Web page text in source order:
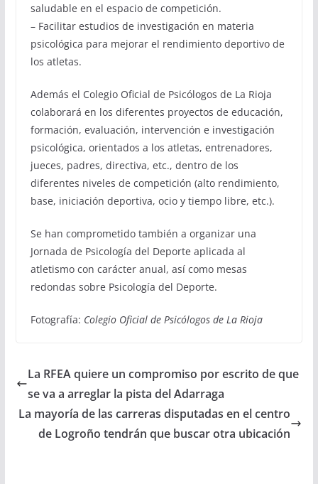
saludable en el espacio de competición.
– Facilitar estudios de investigación en materia
psicológica para mejorar el rendimiento deportivo de
los atletas.
Además el Colegio Oficial de Psicólogos de La Rioja
colaborará en los diferentes proyectos de educación,
formación, evaluación, intervención e investigación
psicológica, orientados a los atletas, entrenadores,
jueces, padres, directiva, etc., dentro de los
diferentes niveles de competición (alto rendimiento,
base, iniciación deportiva, ocio y tiempo libre, etc.).
Se han comprometido también a organizar una
Jornada de Psicología del Deporte aplicada al
atletismo con carácter anual, así como mesas
redondas sobre Psicología del Deporte.
Fotografía: Colegio Oficial de Psicólogos de La Rioja
La RFEA quiere un compromiso por escrito de que
se va a arreglar la pista del Adarraga
La mayoría de las carreras disputadas en el centro
de Logroño tendrán que buscar otra ubicación